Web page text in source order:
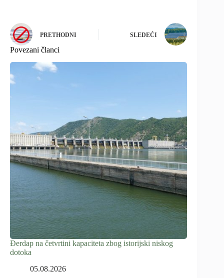
PRETHODNI SLEDEĆI
Povezani članci
Đerdap na četvrtini kapaciteta zbog istorijski niskog
dotoka
05.08.2026